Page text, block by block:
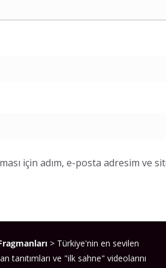
için adım, e-posta adresim ve
> Türkiye'nin en sevilen
tanıtımları ve "ilk sahne" videolarını